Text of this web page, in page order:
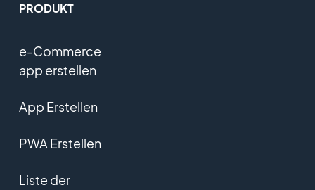
PRODUKT
e-Commerce
app erstellen
App Erstellen
PWA Erstellen
Liste der